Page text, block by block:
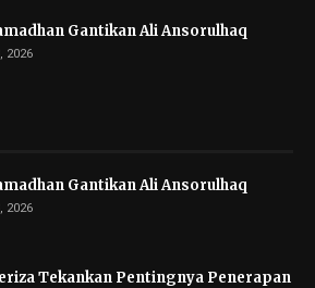
Gantikan Ali Ansorulhaq
2026
Gantikan Ali Ansorulhaq
2026
Tekankan Pentingnya Penerapan